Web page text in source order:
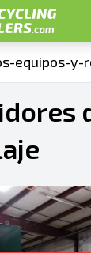
equipos-y-